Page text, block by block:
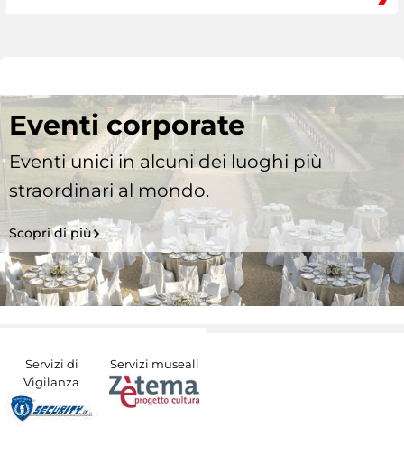
Eventi corporate
Eventi unici in alcuni dei luoghi più
straordinari al mondo.
Scopri di più
Servizi di
Vigilanza
Servizi museali